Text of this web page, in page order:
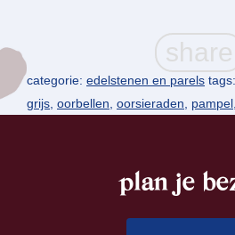
categorie: edelstenen en parels tags:
grijs, oorbellen, oorsieraden, pampel,
plan je